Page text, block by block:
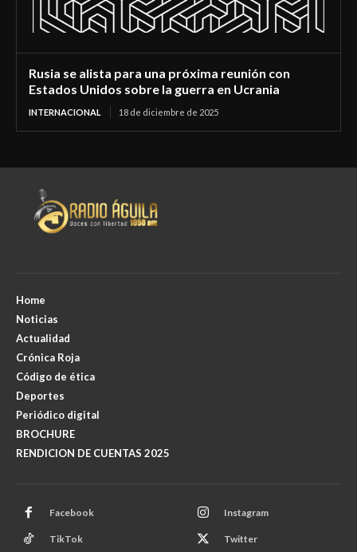
Rusia se alista para una próxima reunión con
Estados Unidos sobre la guerra en Ucrania
INTERNACIONAL 18 de diciembre de 2025
Home
Noticias
Actualidad
Crónica Roja
Código de ética
Deportes
Periódico digital
BROCHURE
RENDICION DE CUENTAS 2025
Facebook Instagram
TikTok Twitter